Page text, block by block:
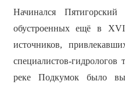
Начинался
обустроенных ещё в
источников,
специалистов-
реке Подкумок было